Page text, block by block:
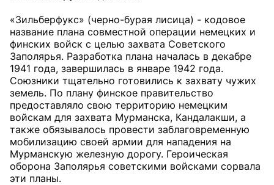
«Зильберфукс» (черно-бурая лисица) - кодовое
название плана совместной операции немецких и
финских войск с целью захвата Советского
Заполярья. Разработка плана началась в декабре
1941 года, завершилась в январе 1942 года.
Союзники тщательно готовились к захвату чужих
земель. По плану финское правительство
предоставляло свою территорию немецким
войскам для захвата Мурманска, Кандалакши, а
также обязывалось провести заблаговременную
мобилизацию своей армии для нападения на
Мурманскую железную дорогу. Героическая
оборона Заполярья советскими войсками сорвала
эти планы.